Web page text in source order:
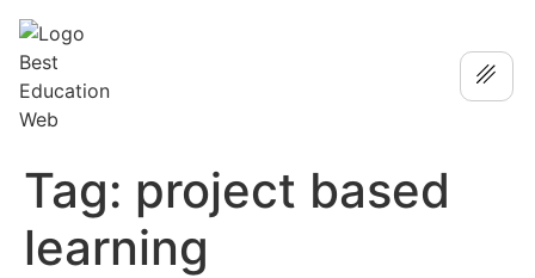
Tag: project based
learning